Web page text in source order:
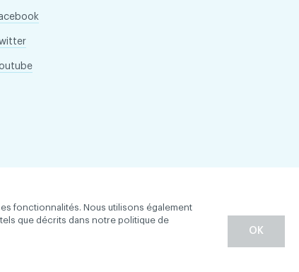
fonctionnalités. Nous utilisons également
que décrits dans notre politique de
OK